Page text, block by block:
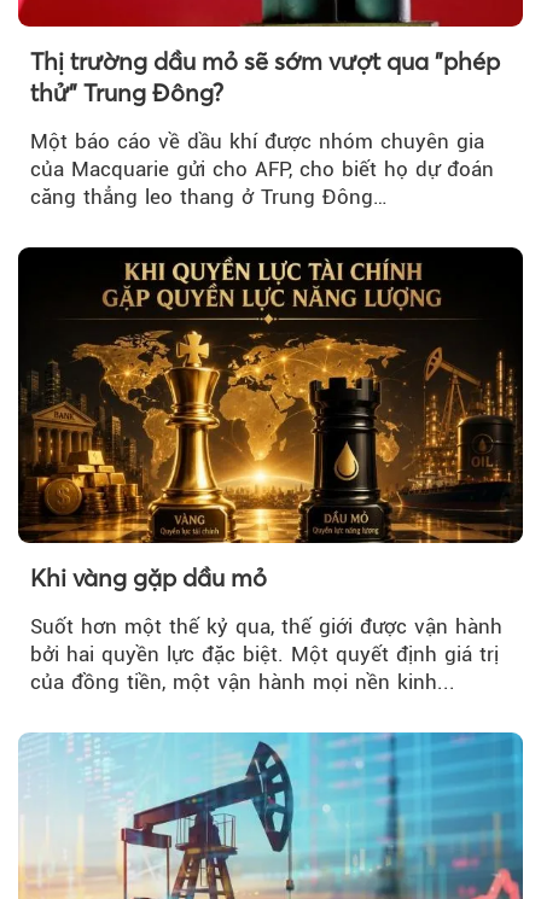
Thị trường dầu mỏ sẽ sớm vượt qua "phép
thử" Trung Đông?
Một báo cáo về dầu khí được nhóm chuyên gia
của Macquarie gửi cho AFP, cho biết họ dự đoán
căng thẳng leo thang ở Trung Đông…
Khi vàng gặp dầu mỏ
Suốt hơn một thế kỷ qua, thế giới được vận hành
bởi hai quyền lực đặc biệt. Một quyết định giá trị
của đồng tiền, một vận hành mọi nền kinh...